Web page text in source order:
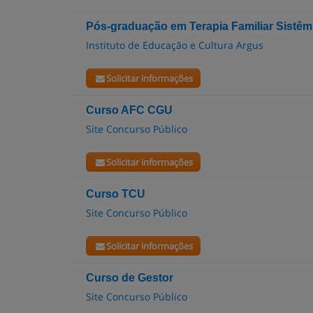
Pós-graduação em Terapia Familiar
Instituto de Educação e Cultura Argus
Solicitar informações
Curso AFC CGU
Site Concurso Público
Solicitar informações
Curso TCU
Site Concurso Público
Solicitar informações
Curso de Gestor
Site Concurso Público